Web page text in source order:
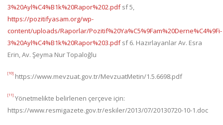
3%20Ayl%C4%B1k%20Rapor%202.pdfsf 5,
https://pozitifyasam.org/wp-
content/uploads/Raporlar/Pozitif%20Ya%C5%9Fam%20Derne%C4%9Fi-
3%20Ayl%C4%B1k%20Rapor%203.pdfsf 6. Hazırlayanlar Av. Esra
Erin, Av. Şeyma Nur Topaloğlu
[10] https://www.mevzuat.gov.tr/MevzuatMetin/1.5.6698.pdf
[11] Yönetmelikte belirlenen çerçeve için:
https://www.resmigazete.gov.tr/eskiler/2013/07/20130720-10-1.doc